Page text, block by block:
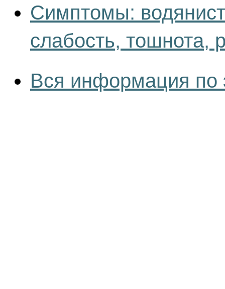
Симптомы:
слабость, тошнота,
Вся информация по